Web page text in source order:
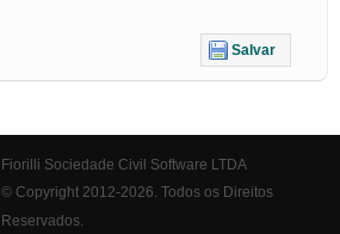
Salvar
Fiorilli Sociedade Civil Software LTDA
© Copyright 2012-2026. Todos os Direitos
Reservados.